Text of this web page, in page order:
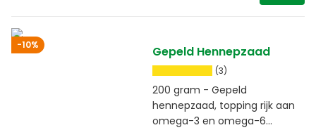
-10% Gepeld Hennepzaad
(3)
200 gram - Gepeld
hennepzaad, topping rijk aan
omega-3 en omega-6